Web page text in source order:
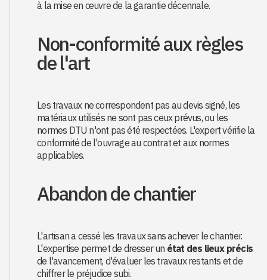
à la mise en œuvre de la garantie décennale.
Non-conformité aux règles
de l'art
Les travaux ne correspondent pas au devis signé, les
matériaux utilisés ne sont pas ceux prévus, ou les
normes DTU n'ont pas été respectées. L'expert vérifie la
conformité de l'ouvrage au contrat et aux normes
applicables.
Abandon de chantier
L'artisan a cessé les travaux sans achever le chantier.
L'expertise permet de dresser un état des lieux précis
de l'avancement, d'évaluer les travaux restants et de
chiffrer le préjudice subi.